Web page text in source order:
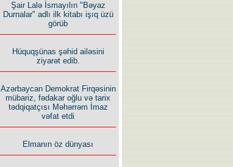
Rusiyanın süqutunu qaçılmaz
edən beş şərt
Şair Lalə İsmayılın "Bəyaz
Durnalar" adlı ilk kitabı işıq üzü
görüb
Hüquqşünas şəhid ailəsini
ziyarət edib.
Azərbaycan Demokrat Firqəsinin
mübariz, fədakar oğlu və tarix
tədqiqatçısı Məhərrəm İmaz
vəfat etdi
Elmanın öz dünyası